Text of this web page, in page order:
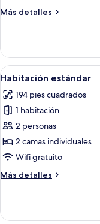
cama
Más detalles
Más
estándar,
cama
size
Abrir
todas
las
fotos
de
Habitación
estándar
5
Habitación estándar
194 pies cuadrados
1 habitación
2 personas
2 camas individuales
Wifi gratuito
Más detalles
Más
estándar